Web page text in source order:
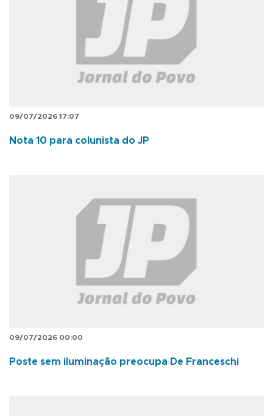
09/07/2026 17:07
Nota 10 para colunista do JP
09/07/2026 00:00
Poste sem iluminação preocupa De Franceschi